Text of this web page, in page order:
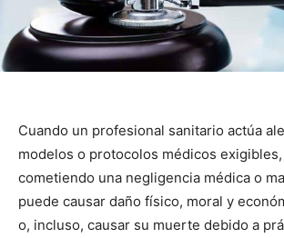
Cuando un profesional sanitario actúa
modelos o protocolos médicos
cometiendo una negligencia médica o
puede causar daño físico, moral y
o, incluso, causar su muerte debido a